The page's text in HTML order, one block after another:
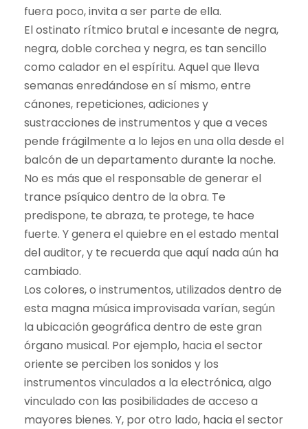
fuera poco, invita a ser parte de ella.
El ostinato rítmico brutal e incesante de negra,
negra, doble corchea y negra, es tan sencillo
como calador en el espíritu. Aquel que lleva
semanas enredándose en sí mismo, entre
cánones, repeticiones, adiciones y
sustracciones de instrumentos y que a veces
pende frágilmente a lo lejos en una olla desde el
balcón de un departamento durante la noche.
No es más que el responsable de generar el
trance psíquico dentro de la obra. Te
predispone, te abraza, te protege, te hace
fuerte. Y genera el quiebre en el estado mental
del auditor, y te recuerda que aquí nada aún ha
cambiado.
Los colores, o instrumentos, utilizados dentro de
esta magna música improvisada varían, según
la ubicación geográfica dentro de este gran
órgano musical. Por ejemplo, hacia el sector
oriente se perciben los sonidos y los
instrumentos vinculados a la electrónica, algo
vinculado con las posibilidades de acceso a
mayores bienes. Y, por otro lado, hacia el sector